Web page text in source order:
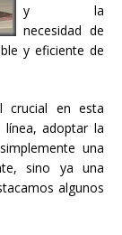
y la
necesidad de
y eficiente de
crucial en esta
línea, adoptar la
una
sino ya una
algunos